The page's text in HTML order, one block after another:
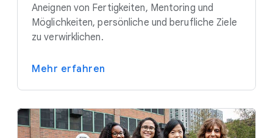
Aneignen von Fertigkeiten, Mentoring und
Möglichkeiten, persönliche und berufliche Ziele
zu verwirklichen.
Mehr erfahren